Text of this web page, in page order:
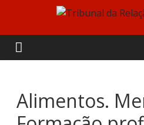
content
Tribunal
da
Relação
Alimentos.